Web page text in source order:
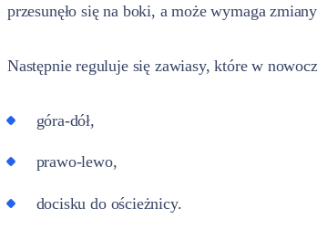
przesunęło się na boki, a może wymaga
Następnie reguluje się zawiasy, które w
góra-dół,
prawo-lewo,
docisku do ościeżnicy.